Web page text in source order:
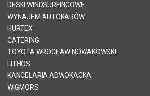
DESKI WINDSURFINGOWE
WYNAJEM AUTOKARÓW
HURTEX
CATERING
TOYOTA WROCŁAW NOWAKOWSKI
LITHOS
KANCELARIA ADWOKACKA
WIGMORS